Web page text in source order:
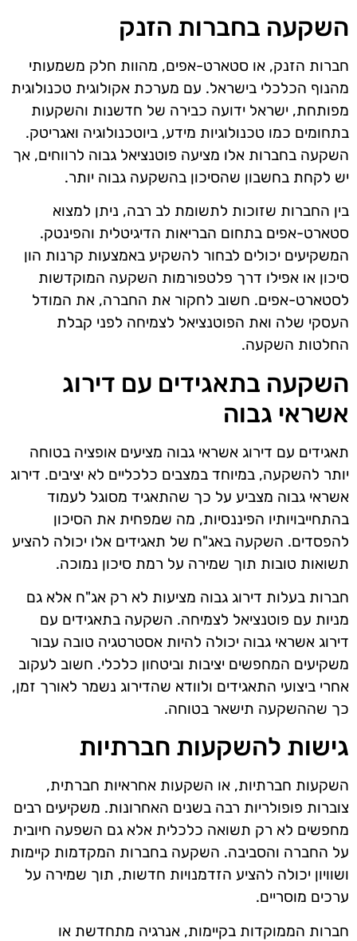
השקעה בחברות הזנק
חברות הזנק, או סטארט-אפים, מהוות חלק משמעותי
מהנוף הכלכלי בישראל. עם מערכת אקולוגית טכנולוגית
מפותחת, ישראל ידועה כבירה של חדשנות והשקעות
בתחומים כמו טכנולוגיות מידע, ביוטכנולוגיה ואגריטק.
השקעה בחברות אלו מציעה פוטנציאל גבוה לרווחים, אך
יש לקחת בחשבון שהסיכון בהשקעה גבוה יותר.
בין החברות שזוכות לתשומת לב רבה, ניתן למצוא
סטארט-אפים בתחום הבריאות הדיגיטלית והפינטק.
המשקיעים יכולים לבחור להשקיע באמצעות קרנות הון
סיכון או אפילו דרך פלטפורמות השקעה המוקדשות
לסטארט-אפים. חשוב לחקור את החברה, את המודל
העסקי שלה ואת הפוטנציאל לצמיחה לפני קבלת
החלטות השקעה.
השקעה בתאגידים עם דירוג
אשראי גבוה
תאגידים עם דירוג אשראי גבוה מציעים אופציה בטוחה
יותר להשקעה, במיוחד במצבים כלכליים לא יציבים. דירוג
אשראי גבוה מצביע על כך שהתאגיד מסוגל לעמוד
בהתחייבויותיו הפיננסיות, מה שמפחית את הסיכון
להפסדים. השקעה באג"ח של תאגידים אלו יכולה להציע
תשואות טובות תוך שמירה על רמת סיכון נמוכה.
חברות בעלות דירוג גבוה מציעות לא רק אג"ח אלא גם
מניות עם פוטנציאל לצמיחה. השקעה בתאגידים עם
דירוג אשראי גבוה יכולה להיות אסטרטגיה טובה עבור
משקיעים המחפשים יציבות וביטחון כלכלי. חשוב לעקוב
אחרי ביצועי התאגידים ולוודא שהדירוג נשמר לאורך זמן,
כך שההשקעה תישאר בטוחה.
גישות להשקעות חברתיות
השקעות חברתיות, או השקעות אחראיות חברתית,
צוברות פופולריות רבה בשנים האחרונות. משקיעים רבים
מחפשים לא רק תשואה כלכלית אלא גם השפעה חיובית
על החברה והסביבה. השקעה בחברות המקדמות קיימות
ושוויון יכולה להציע הזדמנויות חדשות, תוך שמירה על
ערכים מוסריים.
חברות הממוקדות בקיימות, אנרגיה מתחדשת או